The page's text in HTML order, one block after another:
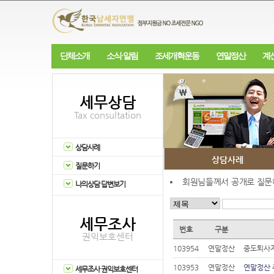
단체소개 소식·알림 조세개혁운동 연말정산 계
세무상담
Tax consultation
상담사례
질문하기
나의상담 답변보기
세무조사
권익보호센터
세무조사 권익보호센터
상담사례
회원님들께서 공개로 질
번호 구분
103954 연말정산 중도퇴사
103953 연말정산 연말정산